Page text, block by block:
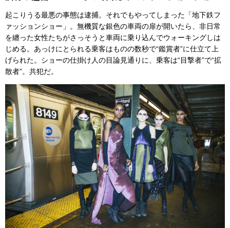
起こりうる最悪の事態は逮捕。それでもやってしまった「地下鉄フ
ァッションショー」。無機質な銀色の車両の扉が開いたら、非日常
を纏った女性たちがさっそうと車両に乗り込んでウォーキングしは
じめる。あっけにとられる乗客はものの数秒で“鑑賞者”に仕立て上
げられた。ショーの仕掛け人の目論見通りに、乗客は“目撃者”で“拡
散者”。共犯だ。